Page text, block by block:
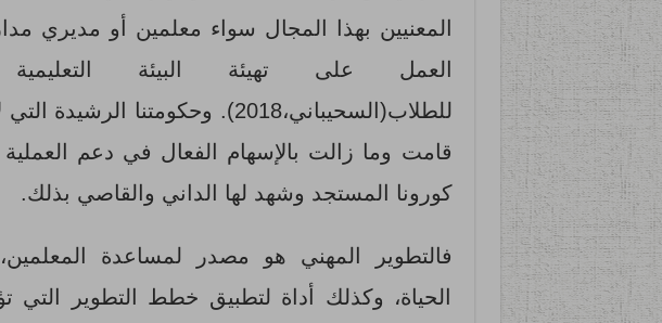
المعنيين بهذا المجال سواء معلمين أو مديري
العمل على تهيئة البيئة التعليمية
للطلاب(السحيباني،2018). وحكومتنا
قامت وما زالت بالإسهام الفعال في دعم
كورونا المستجد وشهد لها الداني والقاصي بذلك.
فالتطوير المهني هو مصدر لمساعدة
الحياة، وكذلك أداة لتطبيق خطط التطوير التي